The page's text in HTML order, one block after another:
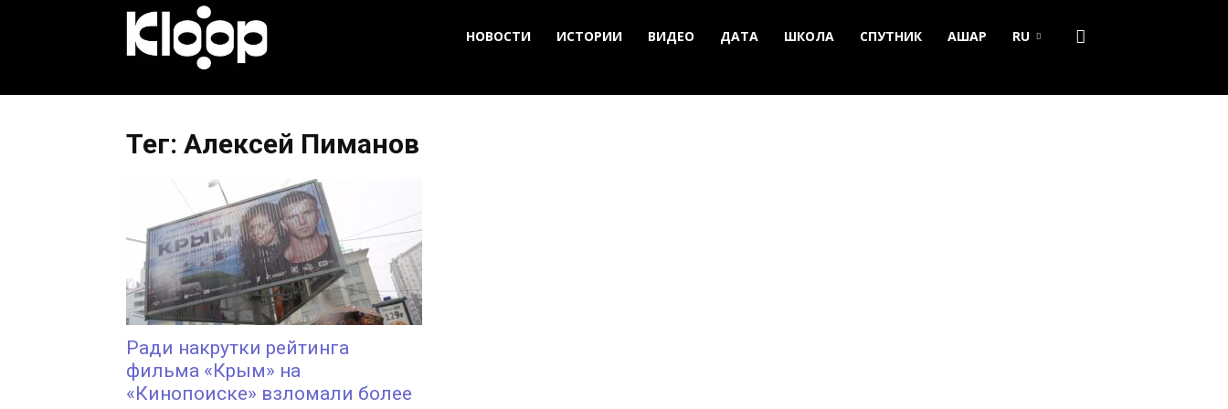
Новости
Кыргызстана
НОВОСТИ ИСТОРИИ ВИДЕО ДАТА ШКОЛА СПУТНИК АШАР RU
Тег: Алексей Пиманов
Ради накрутки рейтинга
фильма «Крым» на
«Кинопоиске» взломали более